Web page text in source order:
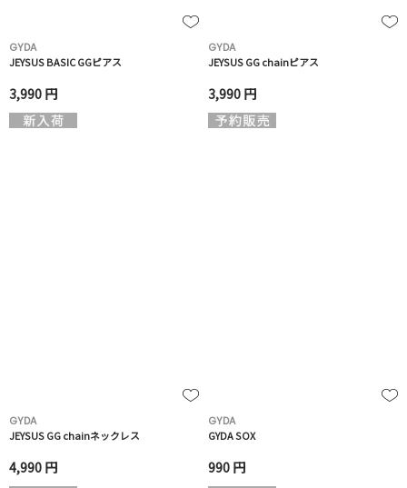
GYDA
JEYSUS BASIC GGピアス
3,990 円
GYDA
JEYSUS GG chainピアス
3,990 円
GYDA
JEYSUS GG chainネックレス
4,990 円
GYDA
GYDA SOX
990 円